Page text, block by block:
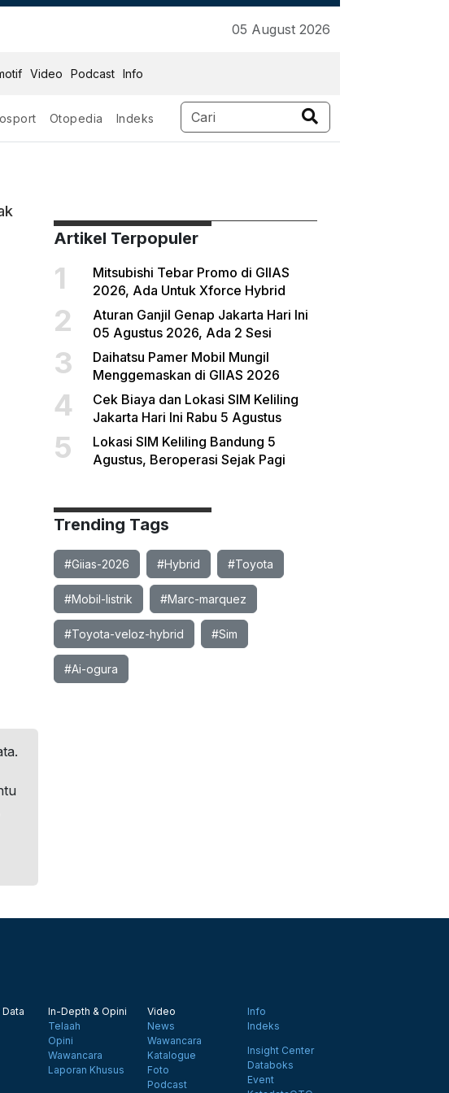
05 August 2026
Video Podcast Info
Otopedia Indeks
Artikel Terpopuler
1
Mitsubishi Tebar Promo di GIIAS
2026, Ada Untuk Xforce Hybrid
2
Aturan Ganjil Genap Jakarta Hari Ini
05 Agustus 2026, Ada 2 Sesi
3
Daihatsu Pamer Mobil Mungil
Menggemaskan di GIIAS 2026
4
Cek Biaya dan Lokasi SIM Keliling
Jakarta Hari Ini Rabu 5 Agustus
5
Lokasi SIM Keliling Bandung 5
Agustus, Beroperasi Sejak Pagi
Trending Tags
#Giias-2026 #Hybrid #Toyota
#Mobil-listrik #Marc-marquez
#Toyota-veloz-hybrid #Sim
#Ai-ogura
In-Depth & Opini
Telaah
Opini
Wawancara
Laporan Khusus
Video
News
Wawancara
Katalogue
Foto
Podcast
Info
Indeks
Insight Center
Databoks
Event